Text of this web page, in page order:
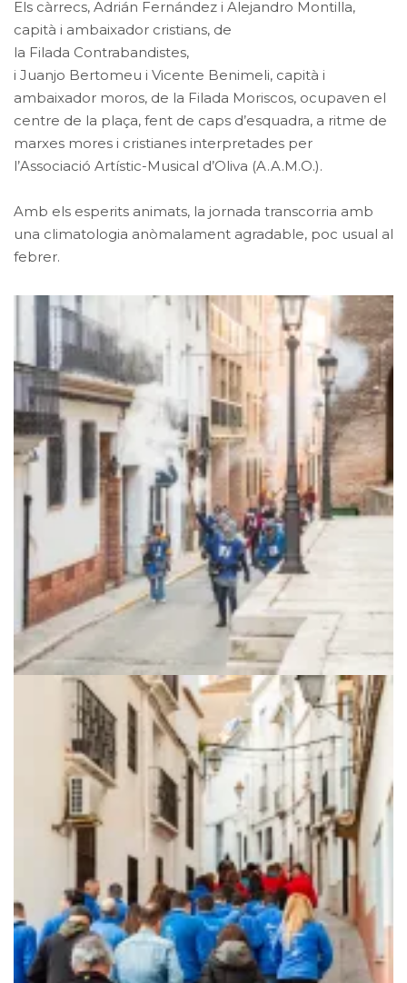
Els càrrecs, Adrián Fernández i Alejandro Montilla,
capità i ambaixador cristians, de
la Filada Contrabandistes,
i Juanjo Bertomeu i Vicente Benimeli, capità i
ambaixador moros, de la Filada Moriscos, ocupaven el
centre de la plaça, fent de caps d’esquadra, a ritme de
marxes mores i cristianes interpretades per
l’Associació Artístic-Musical d’Oliva (A.A.M.O.).
Amb els esperits animats, la jornada transcorria amb
una climatologia anòmalament agradable, poc usual al
febrer.